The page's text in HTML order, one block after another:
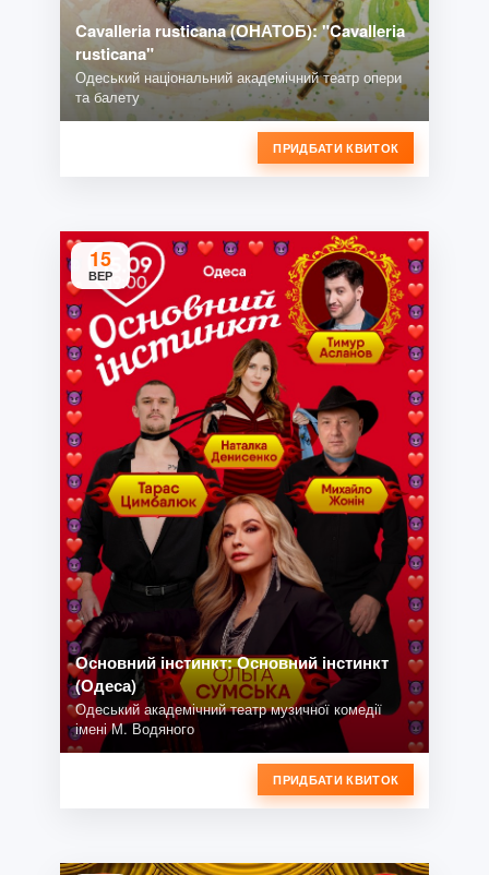
Cavalleria rusticana (ОНАТОБ): "Cavalleria
rusticana"
Одеський національний академічний театр опери
та балету
ПРИДБАТИ КВИТОК
15
ВЕР
Основний інстинкт: Основний інстинкт
(Одеса)
Одеський академічний театр музичної комедії
імені М. Водяного
ПРИДБАТИ КВИТОК